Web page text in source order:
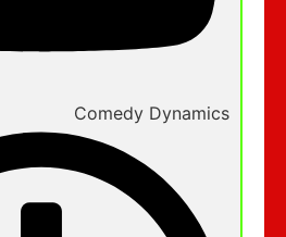
Comedy Dynamics